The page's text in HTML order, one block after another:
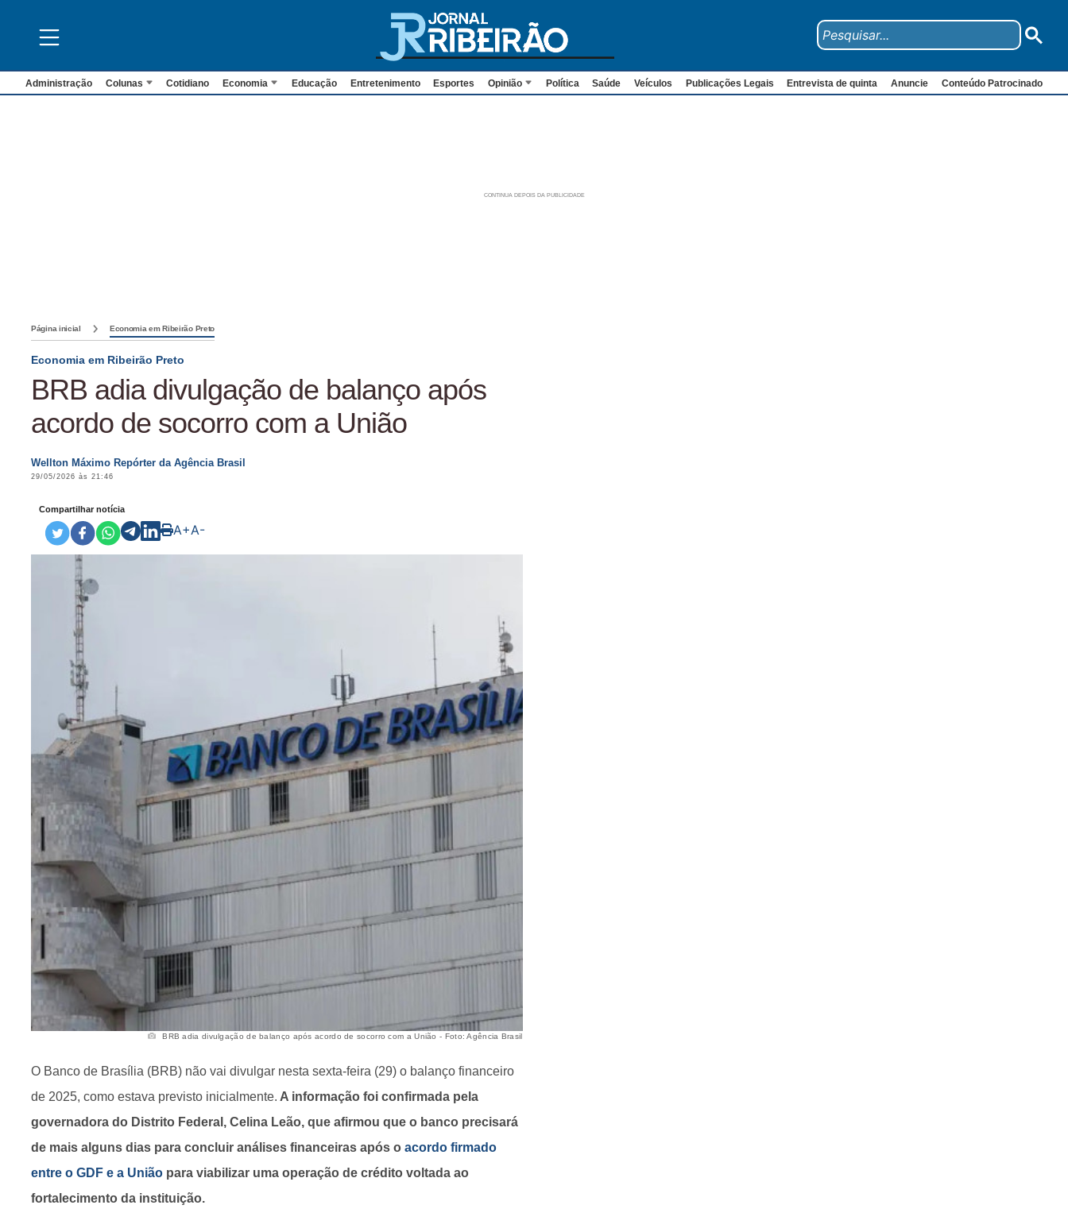
Administração Colunas Cotidiano Economia Educação Entretenimento Esportes Opinião Política Saúde Veículos Publicações Legais Entrevista de quinta Anuncie Conteúdo Patrocinado
Página inicial Economia em Ribeirão Preto
Economia em Ribeirão Preto
BRB adia divulgação de balanço após
acordo de socorro com a União
Wellton Máximo Repórter da Agência Brasil
29/05/2026 às 21:46
Compartilhar notícia
A+A-
BRB adia divulgação de balanço após acordo de socorro com a União - Foto: Agência Brasil
O Banco de Brasília (BRB) não vai divulgar nesta sexta-feira (29) o balanço financeiro
de 2025, como estava previsto inicialmente. A informação foi confirmada pela
governadora do Distrito Federal, Celina Leão, que afirmou que o banco precisará
de mais alguns dias para concluir análises financeiras após o acordo firmado
entre o GDF e a União para viabilizar uma operação de crédito voltada ao
fortalecimento da instituição.